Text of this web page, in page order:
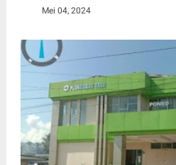
Mei 04, 2024